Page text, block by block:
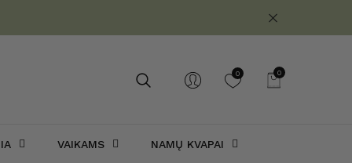
0
0
VAIKAMS NAMŲ KVAPAI